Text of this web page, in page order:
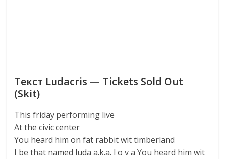
Текст Ludacris — Tickets Sold Out
(Skit)
This friday performing live
At the civic center
You heard him on fat rabbit wit timberland
I be that named luda a.k.a. l o v a You heard him wit